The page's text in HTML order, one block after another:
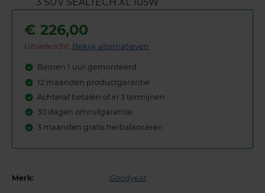
€ 226,00
Uitverkocht: Bekijk alternatieven
Binnen 1 uur gemonteerd
12 maanden productgarantie
Achteraf betalen of in 3 termijnen
30 dagen omruilgarantie
3 maanden gratis herbalanceren
Merk: Goodyear